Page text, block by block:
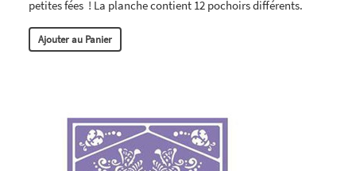
petites fées ! La planche contient 12 pochoirs différents.
Ajouter au Panier